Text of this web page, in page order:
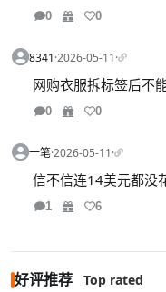
0 0
8341·2026-05-11·
网购衣服拆标签后不
0 0
一笔·2026-05-11·
信不信连14美元都没
1 6
好评推荐 Top rated